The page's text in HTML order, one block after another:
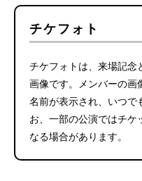
チケフォト
チケフォトは、来場記念
画像です。メンバーの画
名前が表示され、いつで
お、一部の公演ではチケ
なる場合があります。